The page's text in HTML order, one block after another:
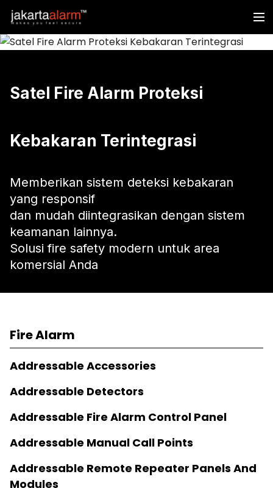
Satel Fire Alarm Proteksi
Kebakaran Terintegrasi
Memberikan sistem deteksi kebakaran
yang responsif
dan mudah diintegrasikan dengan sistem
keamanan lainnya.
Solusi fire safety modern untuk area
komersial Anda
Fire Alarm
Addressable Accessories
Addressable Detectors
Addressable Fire Alarm Control Panel
Addressable Manual Call Points
Addressable Remote Repeater Panels And
Modules